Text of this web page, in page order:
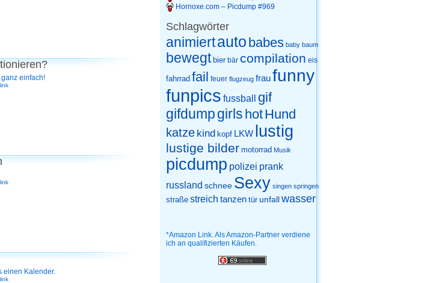
einfach!
einen Kalender.
Hornoxe.com – Picdump #969
Schlagwörter
animiertauto babes baby baum
bewegt bier bär compilation eis
fahrrad fail feuer flugzeug fraufunny
funpics fussball gif
gifdump girls hotHund
katze kind kopf LKW lustig
lustige bilder motorrad Musik
picdump polizei prank
russland schnee Sexy singen springen
straße streich tanzen tür unfallwasser
*Amazon Link. Als Amazon-Partner verdiene
ich an qualifizierten Käufen.